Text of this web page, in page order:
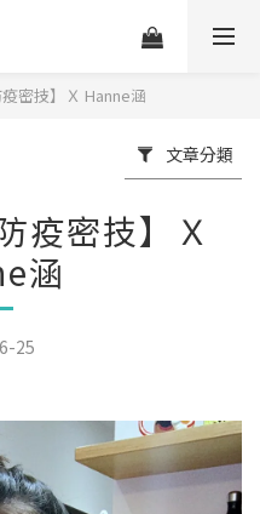
疫密技】Ｘ Hanne涵
文章分類
疫密技】Ｘ
涵
25